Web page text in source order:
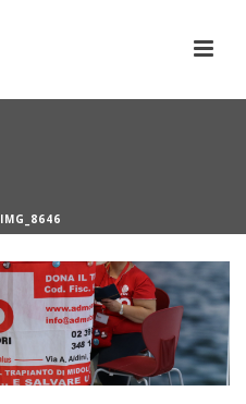
IMG_8646